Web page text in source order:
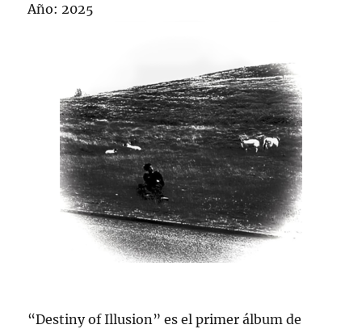
Año: 2025
“Destiny of Illusion” es el primer álbum de